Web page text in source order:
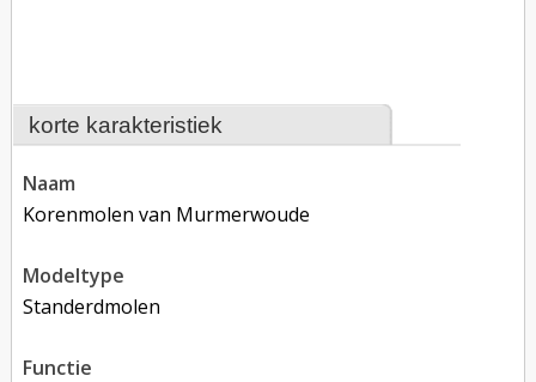
korte karakteristiek
naam
Korenmolen van Murmerwoude
modeltype
Standerdmolen
functie